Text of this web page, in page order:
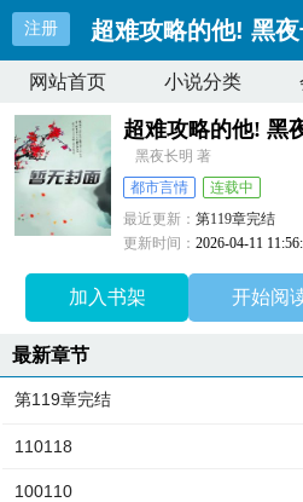
注册 超难攻略的他! 黑夜
网站首页 小说分类
超难攻略的他! 黑
黑夜长明 著
都市言情
连载中
最近更新：第119章完结
更新时间：2026-04-11
加入书架 开始阅
最新章节
第119章完结
110118
100110